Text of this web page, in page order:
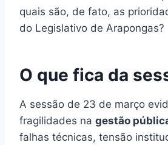
quais são, de fato, as
do Legislativo de Arapongas?
O que fica da
A sessão de 23 de março
fragilidades na gestão
falhas técnicas, tensão